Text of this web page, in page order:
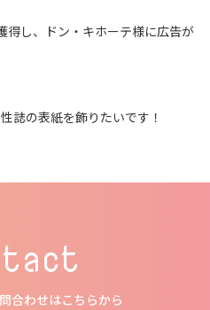
得し、ドン・キホーテ様に広告が
誌の表紙を飾りたいです！
合わせはこちらから